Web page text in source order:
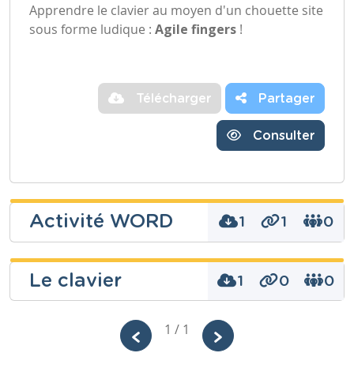
Apprendre le clavier au moyen d'un chouette site
sous forme ludique : Agile fingers !
Télécharger Partager
Consulter
Activité WORD 1 1 0
Niveau
Le clavier 1 0 0
1 / 1